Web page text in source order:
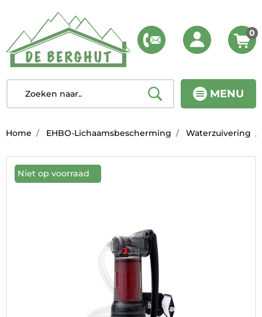
MENU
0
Home EHBO-Lichaamsbescherming Waterzuivering
Niet op voorraad